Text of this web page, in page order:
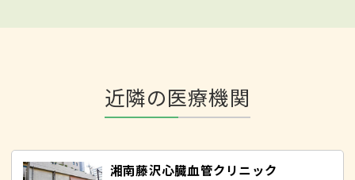
近隣の医療機関
湘南藤沢心臓血管クリニック